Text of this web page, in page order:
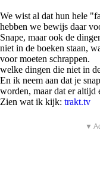
We wist al dat hun hele
hebben we bewijs daar
Snape, maar ook de
niet in de boeken staan,
voor moeten schrappen.
welke dingen die niet in
En ik neem aan dat je
worden, maar dat er altijd
Zien wat ik kijk: trakt.tv
▼